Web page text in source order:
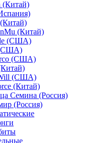
(Китай)
(США)
(США)
(США)
(Китай)
Семина (Россия)
(Россия)